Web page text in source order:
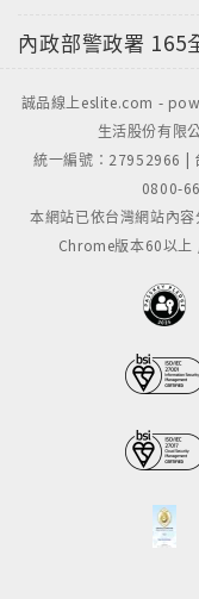
內政部警政署 165
誠品線上eslite.com -
生活股份有限
統一編號：27952966 |
0800-
本網站已依台灣網站內
Chrome版本60以